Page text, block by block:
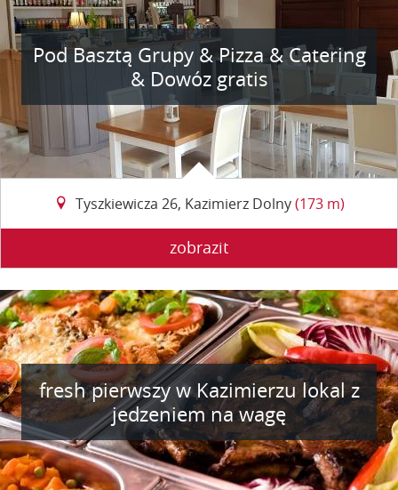
Pod Basztą Grupy & Pizza & Catering
& Dowóz gratis
Tyszkiewicza 26, Kazimierz Dolny(173 m)
zobrazit
fresh pierwszy w Kazimierzu lokal z
jedzeniem na wagę